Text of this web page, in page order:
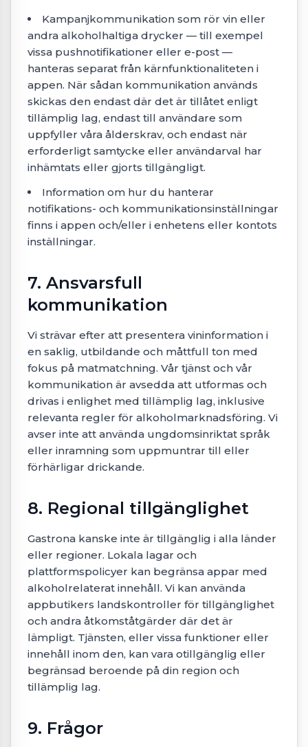
Kampanjkommunikation som rör vin eller
andra alkoholhaltiga drycker — till exempel
vissa pushnotifikationer eller e-post —
hanteras separat från kärnfunktionaliteten i
appen. När sådan kommunikation används
skickas den endast där det är tillåtet enligt
tillämplig lag, endast till användare som
uppfyller våra ålderskrav, och endast när
erforderligt samtycke eller användarval har
inhämtats eller gjorts tillgängligt.
Information om hur du hanterar
notifikations- och kommunikationsinställningar
finns i appen och/eller i enhetens eller kontots
inställningar.
7. Ansvarsfull
kommunikation
Vi strävar efter att presentera vininformation i
en saklig, utbildande och måttfull ton med
fokus på matmatchning. Vår tjänst och vår
kommunikation är avsedda att utformas och
drivas i enlighet med tillämplig lag, inklusive
relevanta regler för alkoholmarknadsföring. Vi
avser inte att använda ungdomsinriktat språk
eller inramning som uppmuntrar till eller
förhärligar drickande.
8. Regional tillgänglighet
Gastrona kanske inte är tillgänglig i alla länder
eller regioner. Lokala lagar och
plattformspolicyer kan begränsa appar med
alkoholrelaterat innehåll. Vi kan använda
appbutikers landskontroller för tillgänglighet
och andra åtkomståtgärder där det är
lämpligt. Tjänsten, eller vissa funktioner eller
innehåll inom den, kan vara otillgänglig eller
begränsad beroende på din region och
tillämplig lag.
9. Frågor